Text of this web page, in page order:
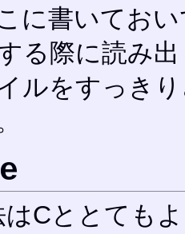
に書いてお
る際に読み
ルをすっき
はCととても